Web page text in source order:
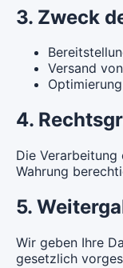
3. Zweck
Versand
4.
Die
Wahrung
5.
Wir geben Ihre
gesetzlich